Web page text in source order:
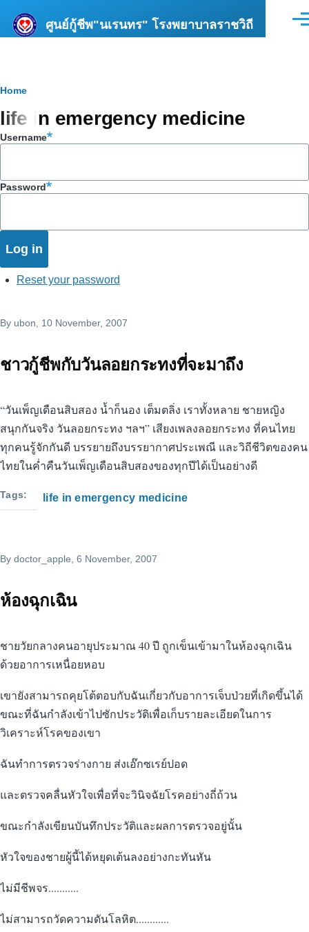
ศูนย์กู้ชีพ"นเรนทร" โรงพยาบาลราชวิถี
Breadcrumb
Home
life in emergency medicine
Username
Password
Reset your password
By ubon , 10 November, 2007
ชาวกู้ชีพกับวันลอยกระทงที่จะมาถึง
“วันเพ็ญเดือนสิบสอง น้ำก็นอง เต็มตลิ่ง เราทั้งหลาย ชายหญิง
สนุกกันจริง วันลอยกระทง ฯลฯ” เสียงเพลงลอยกระทง ที่คนไทย
ทุกคนรู้จักกันดี บรรยายถึงบรรยากาศประเพณี และวิถีชีวิตของคน
ไทยในค่ำคืนวันเพ็ญเดือนสิบสองของทุกปีได้เป็นอย่างดี
Tags life in emergency medicine
By doctor_apple , 6 November, 2007
ห้องฉุกเฉิน
ชายวัยกลางคนอายุประมาณ 40 ปี ถูกเข็นเข้ามาในห้องฉุกเฉิน
ด้วยอาการเหนื่อยหอบ
เขายังสามารถคุยโต้ตอบกับฉันเกี่ยวกับอาการเจ็บป่วยที่เกิดขึ้นได้
ขณะที่ฉันกำลังเข้าไปซักประวัติเพื่อเก็บรายละเอียดในการ
วิเคราะห์โรคของเขา
ฉันทำการตรวจร่างกาย ส่งเอ๊กซเรย์ปอด
และตรวจคลื่นหัวใจเพื่อที่จะวินิจฉัยโรคอย่างถี่ถ้วน
ขณะกำลังเขียนบันทึกประวัติและผลการตรวจอยู่นั้น
หัวใจของชายผู้นี้ได้หยุดเต้นลงอย่างกะทันหัน
ไม่มีชีพจร...........
ไม่สามารถวัดความดันโลหิต............